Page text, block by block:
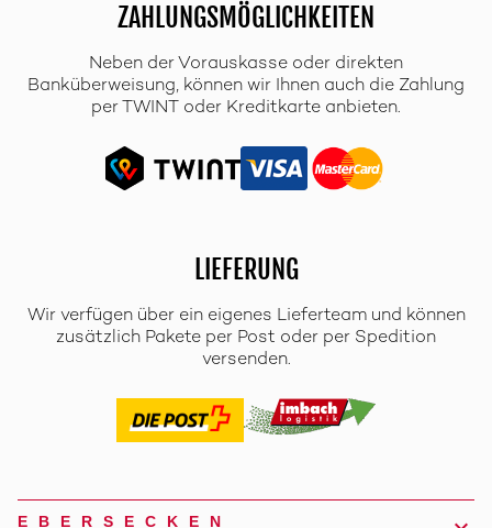
ZAHLUNGSMÖGLICHKEITEN
Neben der Vorauskasse oder direkten
Banküberweisung, können wir Ihnen auch die Zahlung
per TWINT oder Kreditkarte anbieten.
LIEFERUNG
Wir verfügen über ein eigenes Lieferteam und können
zusätzlich Pakete per Post oder per Spedition
versenden.
EBERSECKEN